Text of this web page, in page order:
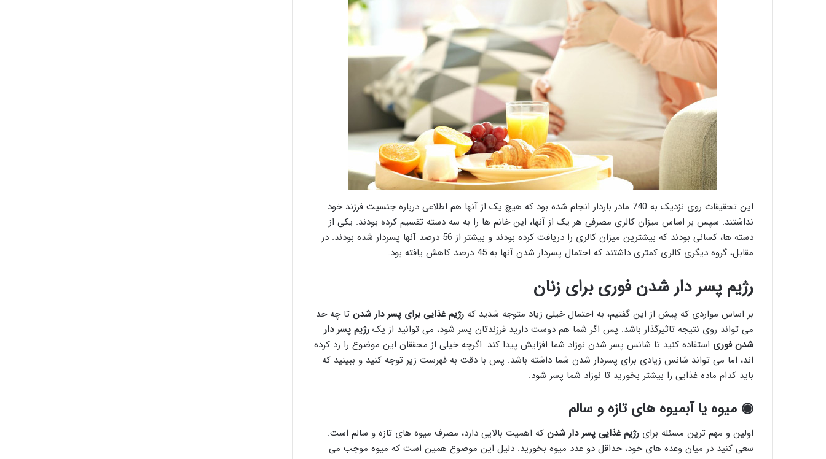
این تحقیقات روی نزدیک به 740 مادر باردار انجام شده بود که هیچ یک از آنها هم اطلاعی درباره جنسیت فرزند خود
نداشتند. سپس بر اساس میزان کالری مصرفی هر یک از آنها، این خانم ها را به سه دسته تقسیم کرده بودند. یکی از
دسته ها، کسانی بودند که بیشترین میزان کالری را دریافت کرده بودند و بیشتر از 56 درصد آنها پسردار شده بودند. در
مقابل، گروه دیگری کالری کمتری داشتند که احتمال پسردار شدن آنها به 45 درصد کاهش یافته بود.
رژیم پسر دار شدن فوری برای زنان
بر اساس مواردی که پیش از این گفتیم، به احتمال خیلی زیاد متوجه شدید که رژیم غذایی برای پسر دار شدن تا چه حد
می تواند روی نتیجه تاثیرگذار باشد. پس اگر شما هم دوست دارید فرزندتان پسر شود، می توانید از یک رژیم پسر دار
شدن فوری استفاده کنید تا شانس پسر شدن نوزاد شما افزایش پیدا کند. اگرچه خیلی از محققان این موضوع را رد کرده
اند، اما می تواند شانس زیادی برای پسردار شدن شما داشته باشد. پس با دقت به فهرست زیر توجه کنید و ببینید که
باید کدام ماده غذایی را بیشتر بخورید تا نوزاد شما پسر شود.
◉ میوه یا آبمیوه های تازه و سالم
اولین و مهم ترین مسئله برای رژیم غذایی پسر دار شدن که اهمیت بالایی دارد، مصرف میوه های تازه و سالم است.
سعی کنید در میان وعده های خود، حداقل دو عدد میوه بخورید. دلیل این موضوع همین است که میوه موجب می